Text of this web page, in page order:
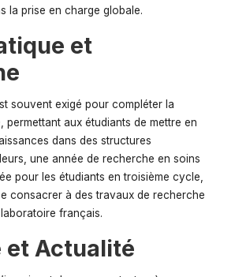
la prise en charge globale.
et
souvent exigé pour compléter la
permettant aux étudiants de mettre en
dans des structures
une année de recherche en soins
pour les étudiants en troisième cycle,
consacrer à des travaux de recherche
français.
et Actualité